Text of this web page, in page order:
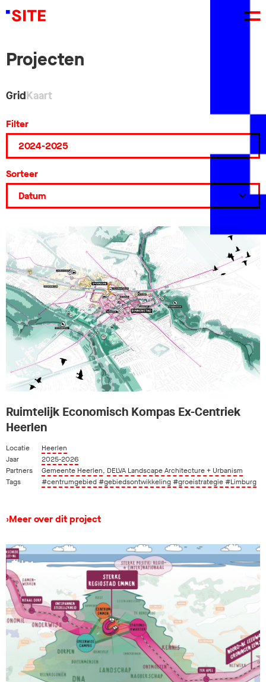
Projecten
GridKaart
Filter
Sorteer
Ruimtelijk Economisch Kompas Ex-Centriek
Heerlen
Locatie
Heerlen
Jaar
2025-2026
Partners
Gemeente Heerlen, DELVA Landscape Architecture + Urbanism
Tags
#centrumgebied#gebiedsontwikkeling#groeistrategie#Limburg
›Meer over dit project